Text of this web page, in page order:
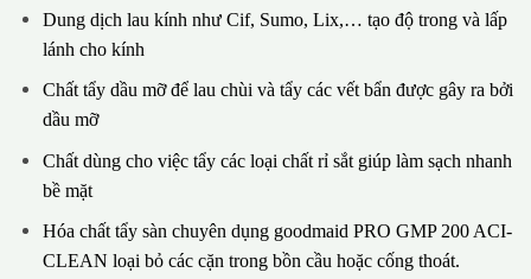
Dung dịch lau kính như Cif, Sumo, Lix,… tạo độ trong và lấp
lánh cho kính
Chất tẩy dầu mỡ để lau chùi và tẩy các vết bẩn được gây ra bởi
dầu mỡ
Chất dùng cho việc tẩy các loại chất rỉ sắt giúp làm sạch nhanh
bề mặt
Hóa chất tẩy sàn chuyên dụng goodmaid PRO GMP 200 ACI-
CLEAN loại bỏ các cặn trong bồn cầu hoặc cống thoát.